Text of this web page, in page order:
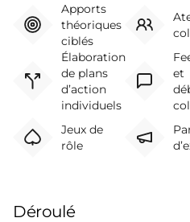
Apports
théoriques
ciblés
Élaboration
de plans
d’action
individuels
et
Jeux de
rôle
Déroulé